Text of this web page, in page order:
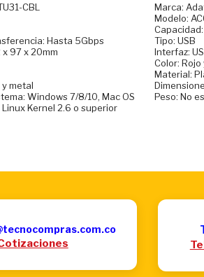
CBL
Hasta 5Gbps
x 97 x 20mm
metal
Windows 7/8/10, Mac OS
Linux Kernel 2.6 o superior
Marca:
Modelo:
Tipo: USB
Interfaz:
Color: Rojo
Material:
Peso: No